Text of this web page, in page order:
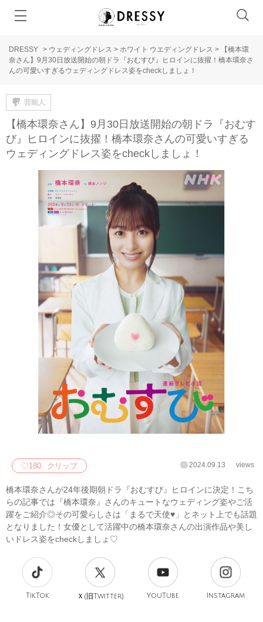
DRESSY > ウェディングドレス > ホワイト ウエディングドレス >
【橋本環
奈さん】9月30日放送開始の朝ドラ『おむすび』ヒロインに抜擢！橋本環奈さ
んの可愛いすぎるウェディングドレス姿をcheckしましょ！
芸能人
【橋本環奈さん】9月30日放送開始の朝ドラ『おむす
び』ヒロインに抜擢！橋本環奈さんの可愛いすぎる
ウェディングドレス姿をcheckしましょ！
♡180 クリップ 2024.09.13 views
橋本環奈さんが24年後期朝ドラ『おむすび』ヒロインに決定！こち
らの記事では『橋本環奈』さんのキュートなウェディング姿やご活
躍をご紹介◎その可愛らしさは「まるで天使♥」とネット上でも話題
となりました！女優として活躍中の橋本環奈さんの出演作品や美し
いドレス姿をcheckしましょ♡
TikTok Ｘ(旧Twitter) YouTube Instagram